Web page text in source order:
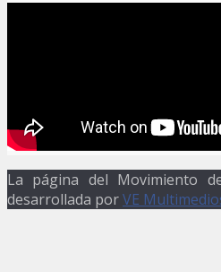
La página del Movimiento
desarrollada porVE